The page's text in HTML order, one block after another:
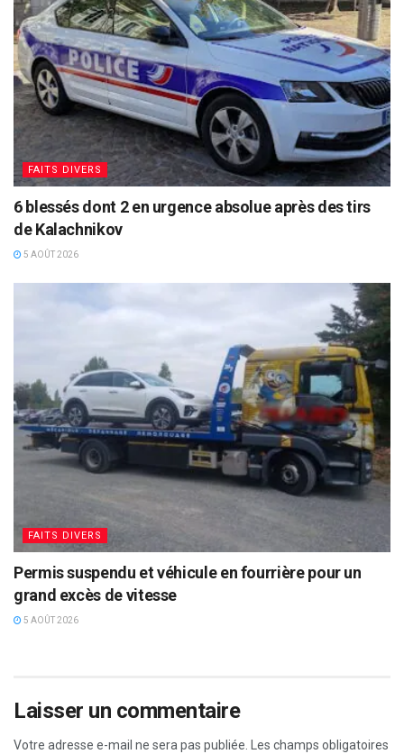
FAITS DIVERS
6 blessés dont 2 en urgence absolue après des tirs
de Kalachnikov
5 AOÛT 2026
FAITS DIVERS
Permis suspendu et véhicule en fourrière pour un
grand excès de vitesse
5 AOÛT 2026
Laisser un commentaire
Votre adresse e-mail ne sera pas publiée.
Les champs obligatoires